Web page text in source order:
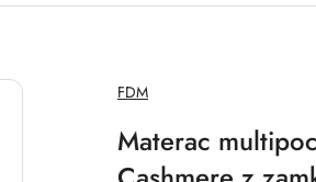
NAZWA
PRODUCENTA:
FDM
Materac